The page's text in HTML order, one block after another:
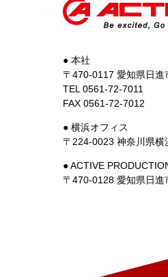
● 本社
〒470-0117 愛知県日
TEL 0561-72-7011
FAX 0561-72-7012
● 横浜オフィス
〒224-0023 神奈川県
● ACTIVE
〒470-0128 愛知県日